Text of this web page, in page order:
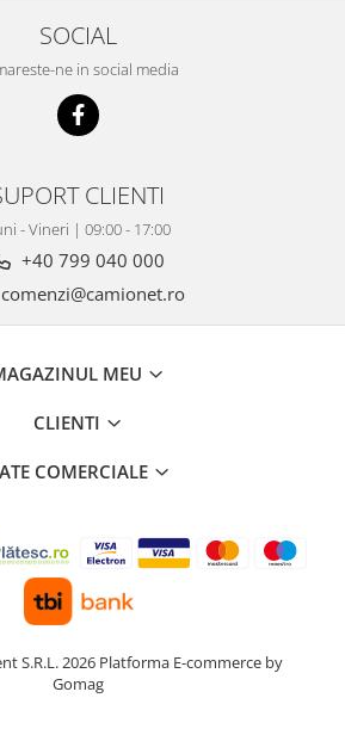
SOCIAL
ne in social media
CLIENTI
- Vineri | 09:00 - 17:00
+40 799 040 000
comenzi@camionet.ro
MEU
CLIENTI
COMERCIALE
S.R.L. 2026 Platforma E-commerce by
Gomag